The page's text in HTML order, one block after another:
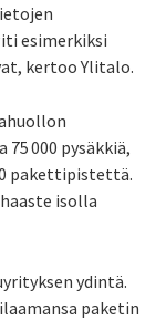
esimerkiksi
kertoo Ylitalo.
000 pysäkkiä,
pakettipistettä.
isolla
ydintä.
paketin